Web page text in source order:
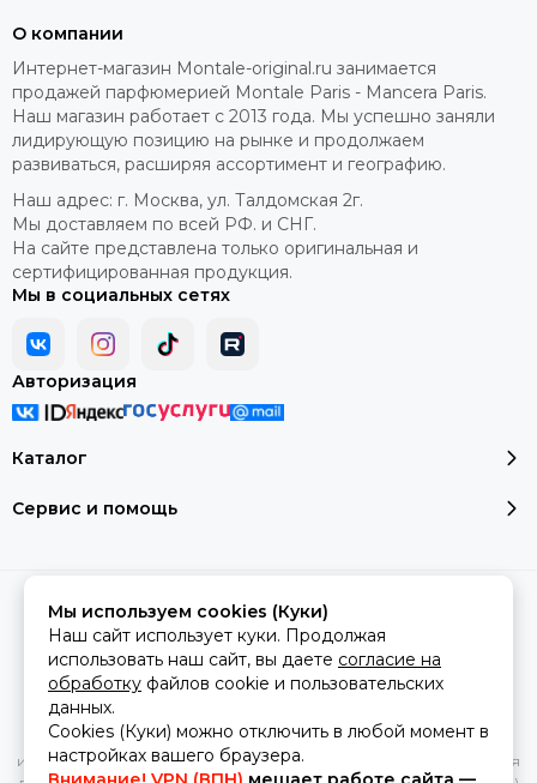
Каталог
Сервис и помощь
О компании
Интернет-магазин Montale-original.ru занимается
продажей парфюмерией Montale Paris - Mancera Paris.
Наш магазин работает с 2013 года. Мы успешно заняли
лидирующую позицию на рынке и продолжаем
развиваться, расширяя ассортимент и географию.
Наш адрес: г. Москва, ул. Талдомская 2г.
Мы доставляем по всей РФ. и СНГ.
На сайте представлена только оригинальная и
сертифицированная продукция.
Мы в социальных сетях
Авторизация
2026 © montale-original.Карта сайта
Сделано в
для платформы
Вся представленная на сайте информация, касающаяся
характеристик, стоимости товаров и услуг, носит
информационный характер и ни при каких условиях не является
Мы используем cookies (Куки)
Наш сайт использует куки. Продолжая
использовать наш сайт, вы даете согласие на
обработку файлов cookie и пользовательских
данных.
Cookies (Куки) можно отключить в любой момент в
настройках вашего браузера.